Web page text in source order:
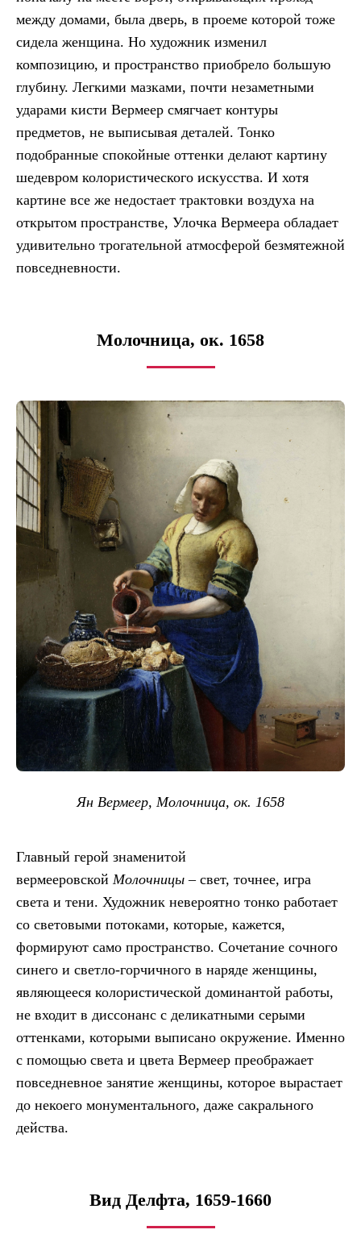
между домами, была дверь, в проеме которой тоже
сидела женщина. Но художник изменил
композицию, и пространство приобрело большую
глубину. Легкими мазками, почти незаметными
ударами кисти Вермеер смягчает контуры
предметов, не выписывая деталей. Тонко
подобранные спокойные оттенки делают картину
шедевром колористического искусства. И хотя
картине все же недостает трактовки воздуха на
открытом пространстве, Улочка Вермеера обладает
удивительно трогательной атмосферой безмятежной
повседневности.
Молочница, ок. 1658
Ян Вермеер, Молочница, ок. 1658
Главный герой знаменитой
вермееровской Молочницы – свет, точнее, игра
света и тени. Художник невероятно тонко работает
со световыми потоками, которые, кажется,
формируют само пространство. Сочетание сочного
синего и светло-горчичного в наряде женщины,
являющееся колористической доминантой работы,
не входит в диссонанс с деликатными серыми
оттенками, которыми выписано окружение. Именно
с помощью света и цвета Вермеер преображает
повседневное занятие женщины, которое вырастает
до некоего монументального, даже сакрального
действа.
Вид Делфта, 1659-1660